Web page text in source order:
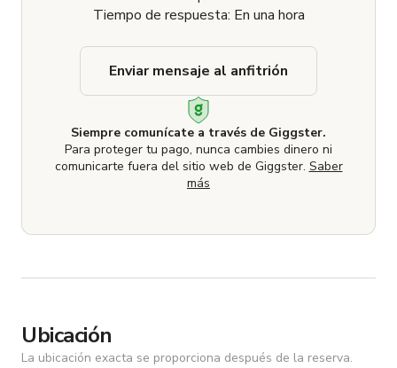
Tiempo de respuesta: En una hora
Siempre comunícate a través de Giggster.
Para proteger tu pago, nunca cambies dinero ni
comunicarte fuera del sitio web de Giggster. Saber
más
Enviar mensaje al anfitrión
Ubicación
La ubicación exacta se proporciona después de la reserva.